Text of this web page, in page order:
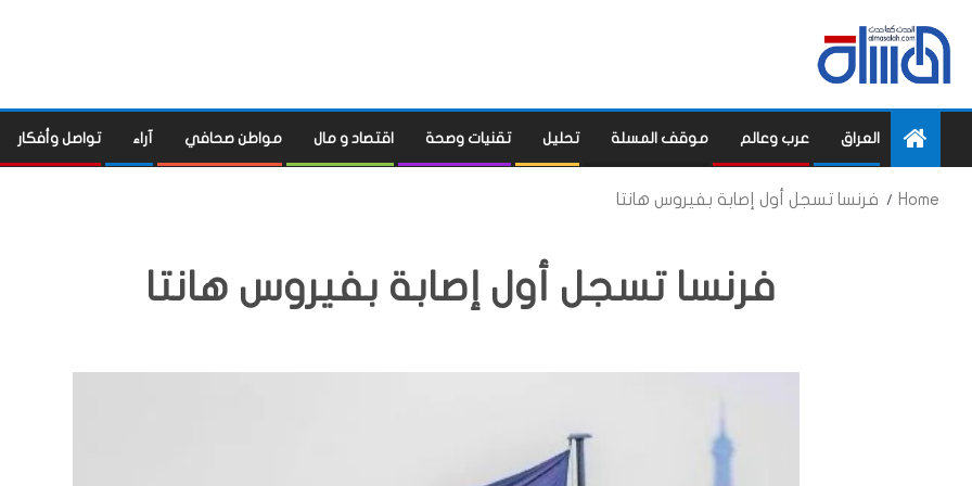
العراق عرب وعالم موقف المسلة تحليل تقنيات وصحة اقتصاد و مال مواطن صحافي آراء تواصل وأفكار
Home فرنسا تسجل أول إصابة بفيروس هانتا
فرنسا تسجل أول إصابة بفيروس هانتا